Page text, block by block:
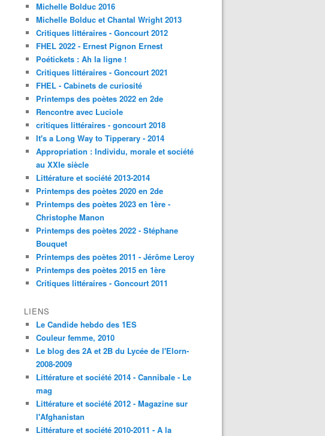
Michelle Bolduc 2016
Michelle Bolduc et Chantal Wright 2013
Critiques littéraires - Goncourt 2012
FHEL 2022 - Ernest Pignon Ernest
Poétickets : Ah la ligne !
Critiques littéraires - Goncourt 2021
FHEL - Cabinets de curiosité
Printemps des poètes 2022 en 2de
Rencontre avec Luciole
critiques littéraires - goncourt 2018
It's a Long Way to Tipperary - 2014
Appropriation : Individu, morale et société
au XXIe siècle
Littérature et société 2013-2014
Printemps des poètes 2020 en 2de
Printemps des poètes 2023 en 1ère -
Christophe Manon
Printemps des poètes 2022 - Stéphane
Bouquet
Printemps des poètes 2011 - Jérôme Leroy
Printemps des poètes 2015 en 1ère
Critiques littéraires - Goncourt 2011
LIENS
Le Candide hebdo des 1ES
Couleur femme, 2010
Le blog des 2A et 2B du Lycée de l'Elorn-
2008-2009
Littérature et société 2014 - Cannibale - Le
mag
Littérature et société 2012 - Magazine sur
l'Afghanistan
Littérature et société 2010-2011 - A la